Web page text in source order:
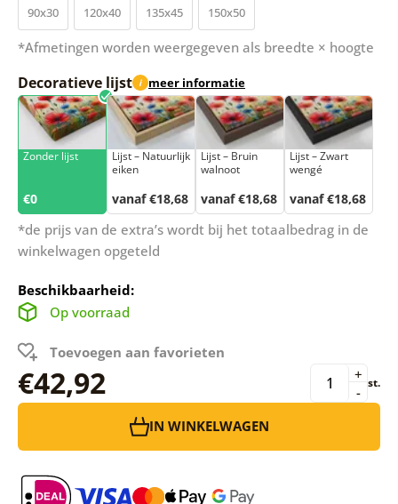
90x30 120x40 135x45 150x50
*Afmetingen worden weergegeven als breedte × hoogte
Decoratieve lijst i meer informatie
Zonder lijst
€0
Lijst – Natuurlijk
eiken
vanaf €18,68
Lijst – Bruin
walnoot
vanaf €18,68
Lijst – Zwart
wengé
vanaf €18,68
*de prijs van de extra’s wordt bij het totaalbedrag in de
winkelwagen opgeteld
Beschikbaarheid:
Op voorraad
Toevoegen aan favorieten
€42,92 -
+ st.
IN WINKELWAGEN